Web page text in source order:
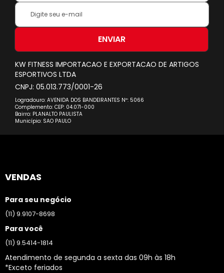
Inscreva-
na
Newsletter:
ENVIAR
KW FITNESS IMPORTACAO E EXPORTACAO DE ARTIGOS
ESPORTIVOS LTDA
CNPJ: 05.013.773/0001-26
Logradouro: AVENIDA DOS BANDEIRANTES Nº: 5066
Complemento: CEP: 04.071-000
Bairro: PLANALTO PAULISTA
Município: SAO PAULO
VENDAS
Para seu negócio
(11) 9.9107-8698
Para você
(11) 9.5414-1814
Atendimento de segunda a sexta das 09h às 18h
*Exceto feriados